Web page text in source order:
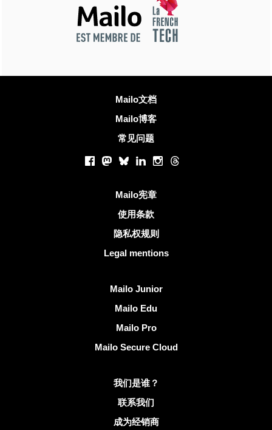
Mailo文档
Mailo博客
常见问题
Facebook
Mastodon
BlueskyLinkedInInstagram
Threads
Mailo宪章
使用条款
隐私权规则
Legal mentions
Mailo Junior
Mailo Edu
Mailo Pro
Mailo Secure Cloud
我们是谁？
联系我们
成为经销商